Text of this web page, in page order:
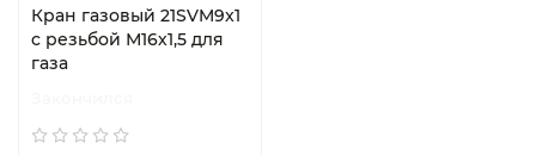
Кран газовый 21SVM9x1
c резьбой М16х1,5 для
газа